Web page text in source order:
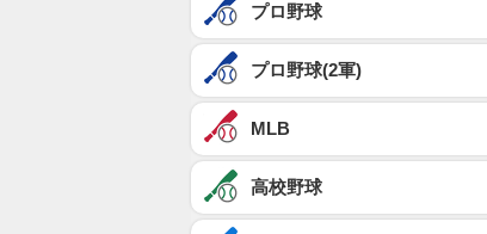
プロ野球
プロ野球(2軍)
MLB
高校野球